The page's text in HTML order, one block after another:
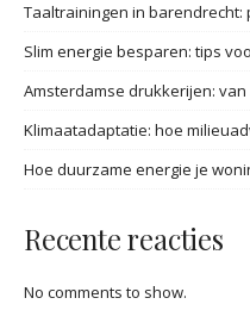
Taaltrainingen in
Slim energie besparen: tips
Amsterdamse drukkerijen:
Klimaatadaptatie: hoe
Hoe duurzame energie je
Recente reacties
No comments to show.